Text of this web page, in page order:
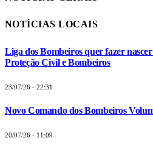
NOTÍCIAS LOCAIS
Liga dos Bombeiros quer fazer
Proteção Civil e Bombeiros
23/07/26 - 22:31
Novo Comando dos Bombeiros
20/07/26 - 11:09